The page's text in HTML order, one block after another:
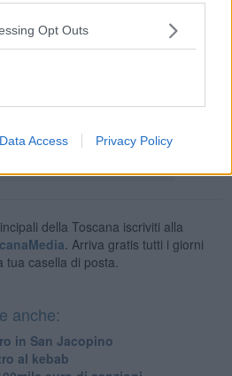
Opt Outs
Data Access Privacy Policy
polizia municipale ha elevato una
prodotti messi in vendita con
in italiano.
della Toscana iscriviti alla
Arriva gratis tutti i giorni
casella di posta.
anche:
in San Jacopino
al kebab